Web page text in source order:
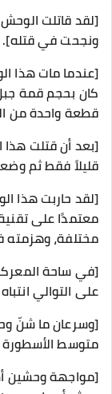
[لقد قاتلت
ونجحت في قتله].
[عندما مات هذا
كان بحجم قمة
قطعة واحدة من
[بعد أن قتلت
قليلاً فقط ثم
[لقد حاربت هذا
معتمدًا على
مختلفة، وهزمته
[في ساحة
على التوالي
[وسرعان ما شنّ
متوسط
[مواجهة وحشين